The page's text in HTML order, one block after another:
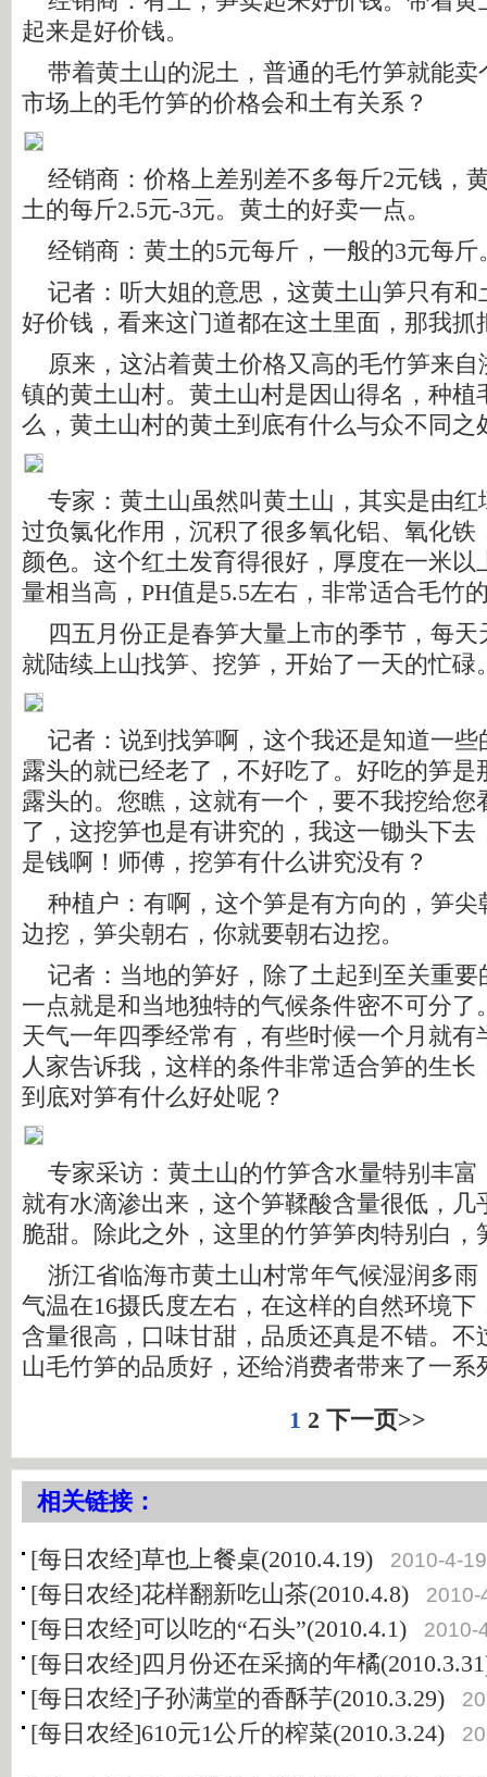
起来是好价钱。
带着黄土山的泥土，普通的毛竹笋就能卖
市场上的毛竹笋的价格会和土有关系？
经销商：价格上差别差不多每斤2元钱，
土的每斤2.5元-3元。黄土的好卖一点。
经销商：黄土的5元每斤，一般的3元每斤
记者：听大姐的意思，这黄土山笋只有和
好价钱，看来这门道都在这土里面，那我抓
原来，这沾着黄土价格又高的毛竹笋来自
镇的黄土山村。黄土山村是因山得名，种植
么，黄土山村的黄土到底有什么与众不同之
专家：黄土山虽然叫黄土山，其实是由红
过负氯化作用，沉积了很多氧化铝、氧化铁
颜色。这个红土发育得很好，厚度在一米以
量相当高，PH值是5.5左右，非常适合毛竹
四五月份正是春笋大量上市的季节，每天
就陆续上山找笋、挖笋，开始了一天的忙碌
记者：说到找笋啊，这个我还是知道一些
露头的就已经老了，不好吃了。好吃的笋是
露头的。您瞧，这就有一个，要不我挖给您
了，这挖笋也是有讲究的，我这一锄头下去
是钱啊！师傅，挖笋有什么讲究没有？
种植户：有啊，这个笋是有方向的，笋尖
边挖，笋尖朝右，你就要朝右边挖。
记者：当地的笋好，除了土起到至关重要
一点就是和当地独特的气候条件密不可分了
天气一年四季经常有，有些时候一个月就有
人家告诉我，这样的条件非常适合笋的生
到底对笋有什么好处呢？
专家采访：黄土山的竹笋含水量特别丰富
就有水滴渗出来，这个笋鞣酸含量很低，几
脆甜。除此之外，这里的竹笋笋肉特别白，
浙江省临海市黄土山村常年气候湿润多雨
气温在16摄氏度左右，在这样的自然环境下
含量很高，口味甘甜，品质还真是不错。不
山毛竹笋的品质好，还给消费者带来了一系
1 2 下一页>>
相关链接：
[每日农经]草也上餐桌(2010.4.19) 2010-4-19
[每日农经]花样翻新吃山茶(2010.4.8) 2010-
[每日农经]可以吃的“石头”(2010.4.1) 2010-
[每日农经]四月份还在采摘的年橘
[每日农经]子孙满堂的香酥芋(2010.3.29)
[每日农经]610元1公斤的榨菜(2010.3.24)